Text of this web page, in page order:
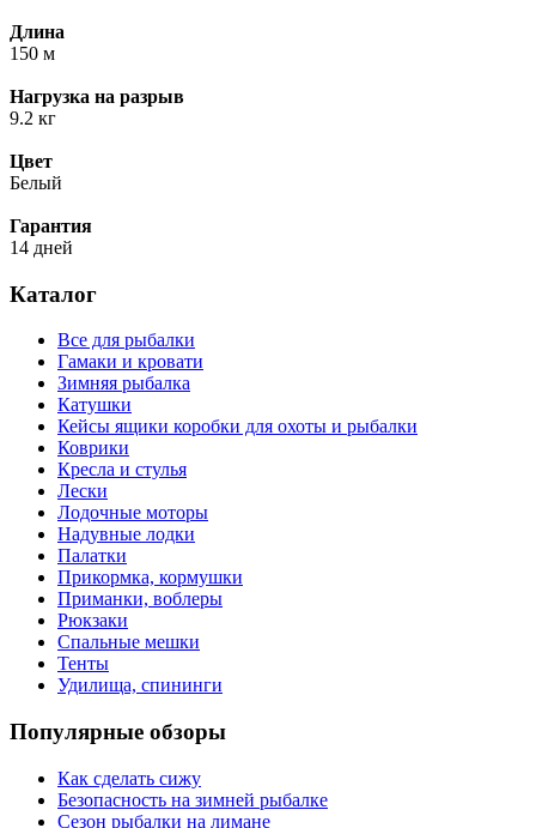
Длина
150 м
Нагрузка на разрыв
9.2 кг
Цвет
Белый
Гарантия
14 дней
Каталог
Все для рыбалки
Гамаки и кровати
Зимняя рыбалка
Катушки
Кейсы ящики коробки для охоты и рыбалки
Коврики
Кресла и стулья
Лески
Лодочные моторы
Надувные лодки
Палатки
Прикормка, кормушки
Приманки, воблеры
Рюкзаки
Спальные мешки
Тенты
Удилища, спининги
Популярные обзоры
Как сделать сижу
Безопасность на зимней рыбалке
Сезон рыбалки на лимане